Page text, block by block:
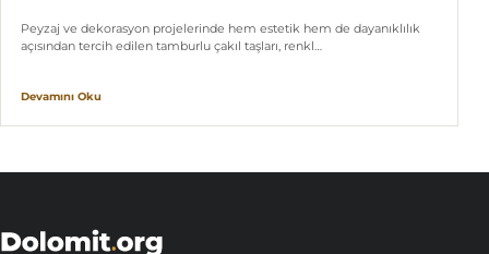
Peyzaj ve dekorasyon projelerinde hem estetik hem de dayanıklılık
açısından tercih edilen tamburlu çakıl taşları, renkl…
Devamını Oku